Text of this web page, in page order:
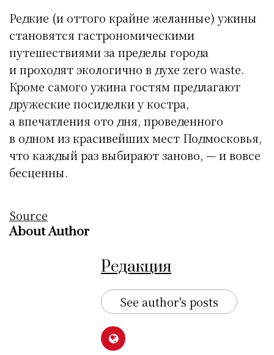
Редкие (и оттого крайне желанные) ужины
становятся гастрономическими
путешествиями за пределы города
и проходят экологично в духе zero waste.
Кроме самого ужина гостям предлагают
дружеские посиделки у костра,
а впечатления ото дня, проведенного
в одном из красивейших мест Подмосковья,
что каждый раз выбирают заново, — и вовсе
бесценны.
Source
About Author
Редакция
See author's posts